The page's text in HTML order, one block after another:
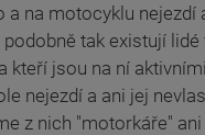
a na motocyklu nejezdí
podobně tak existují
kteří jsou na ní
nejezdí a ani jej
z nich "motorkáře"